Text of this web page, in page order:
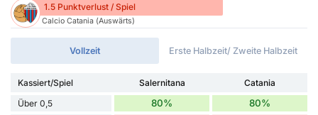
1.5 Punktverlust / Spiel
Calcio Catania (Auswärts)
Vollzeit Erste Halbzeit/ Zweite Halbzeit
Kassiert/Spiel Salernitana
Catania
Über 0,5
80% 80%